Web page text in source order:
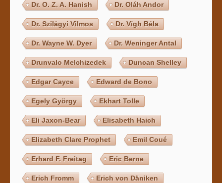
Dr. O. Z. A. Hanish Dr. Oláh Andor
Dr. Szilágyi Vilmos Dr. Vígh Béla
Dr. Wayne W. Dyer Dr. Weninger Antal
Drunvalo Melchizedek Duncan Shelley
Edgar Cayce Edward de Bono
Egely György Ekhart Tolle
Eli Jaxon-Bear Elisabeth Haich
Elizabeth Clare Prophet Emil Coué
Erhard F. Freitag Eric Berne
Erich Fromm Erich von Däniken